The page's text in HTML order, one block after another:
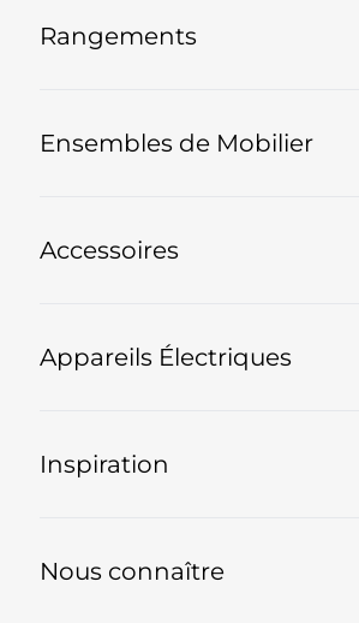
Rangements
Ensembles de Mobilier
Accessoires
Appareils Électriques
Inspiration
Nous connaître